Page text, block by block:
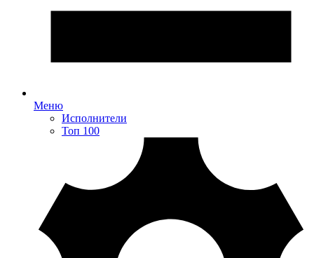
Меню
Исполнители
Топ 100